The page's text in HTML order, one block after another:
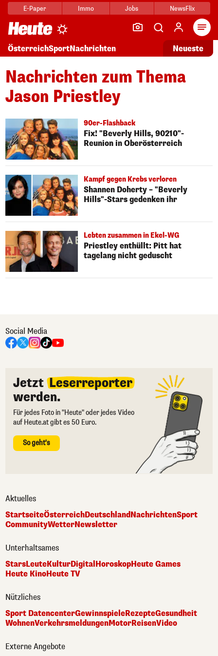
E-Paper Immo Jobs NewsFlix
ÖsterreichSportNachrichten Neueste
Nachrichten zum Thema
Jason Priestley
90er-Flashback
Fix! "Beverly Hills, 90210"-
Reunion in Oberösterreich
Kampf gegen Krebs verloren
Shannen Doherty – "Beverly
Hills"-Stars gedenken ihr
Lebten zusammen in Ekel-WG
Priestley enthüllt: Pitt hat
tagelang nicht geduscht
Social Media
Jetzt Leserreporter
werden.
Für jedes Foto in "Heute" oder jedes Video
auf Heute.at gibt es 50 Euro.
So geht's
Aktuelles
StartseiteÖsterreichDeutschlandNachrichtenSport
CommunityWetterNewsletter
Unterhaltsames
StarsLeuteKulturDigitalHoroskopHeute Games
Heute KinoHeute TV
Nützliches
Sport DatencenterGewinnspieleRezepteGesundheit
WohnenVerkehrsmeldungenMotorReisenVideo
Externe Angebote